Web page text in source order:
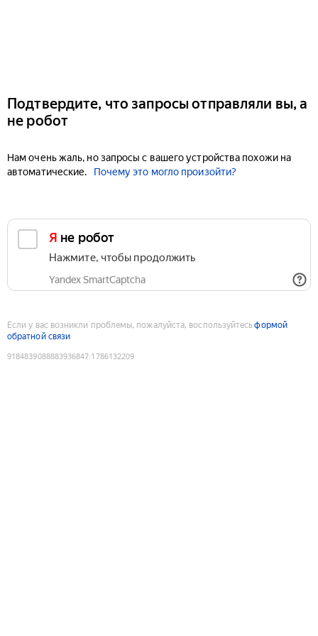
Подтвердите, что запросы отправляли вы, а
не робот
Нам очень жаль, но запросы с вашего устройства похожи на
автоматические.
Почему это могло произойти?
Я не робот
Нажмите, чтобы продолжить
Yandex SmartCaptcha
Если у вас возникли проблемы, пожалуйста, воспользуйтесьформой
обратной связи
9184839088883936847:1786132209